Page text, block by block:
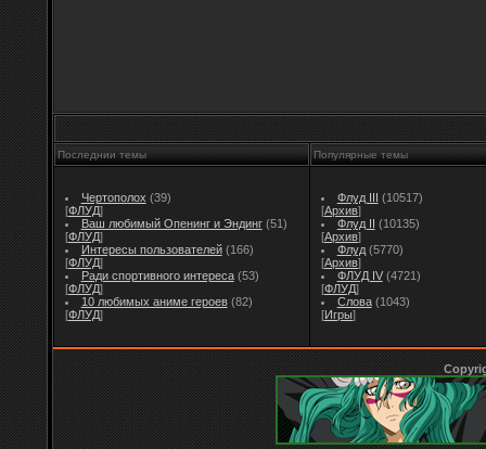
Последнии темы Популярные темы
Чертополох (39)
[ФЛУД]
Ваш любимый Опенинг и Эндинг (51)
[ФЛУД]
Интересы пользователей (166)
[ФЛУД]
Ради спортивного интереса (53)
[ФЛУД]
10 любимых аниме героев (82)
[ФЛУД]
Флуд III (10517)
[Архив]
Флуд II (10135)
[Архив]
Флуд (5770)
[Архив]
ФЛУД IV (4721)
[ФЛУД]
Слова (1043)
[Игры]